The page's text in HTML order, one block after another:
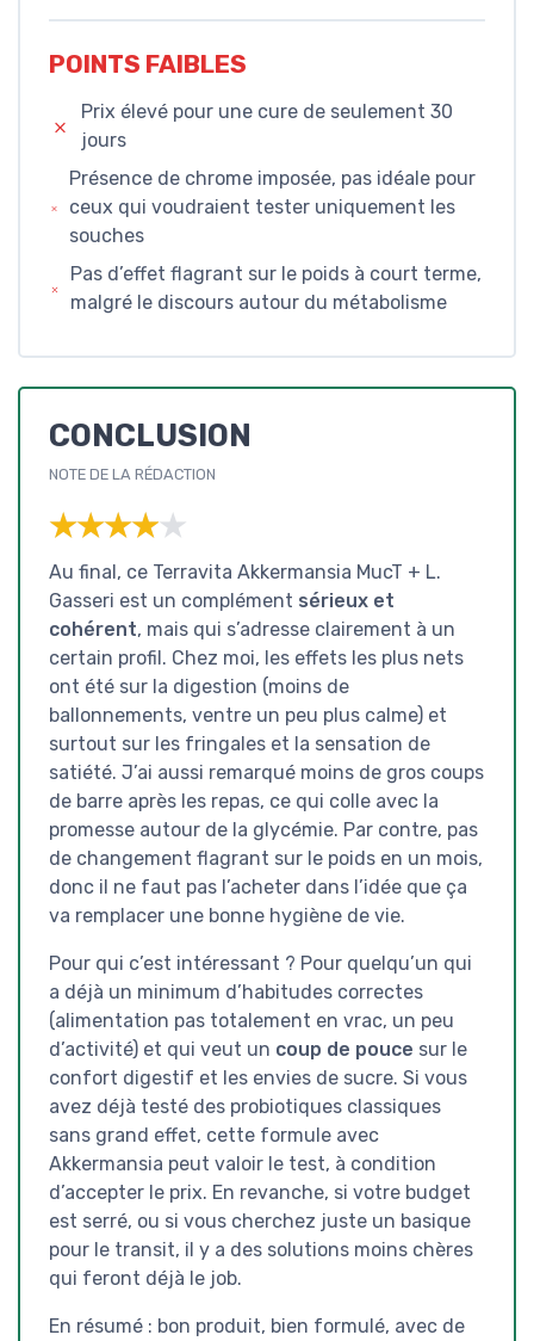
POINTS FAIBLES
Prix élevé pour une cure de seulement 30
jours
Présence de chrome imposée, pas idéale pour
ceux qui voudraient tester uniquement les
souches
Pas d’effet flagrant sur le poids à court terme,
malgré le discours autour du métabolisme
CONCLUSION
NOTE DE LA RÉDACTION
★★★★★
★★★★★
Au final, ce Terravita Akkermansia MucT + L.
Gasseri est un complément sérieux et
cohérent, mais qui s’adresse clairement à un
certain profil. Chez moi, les effets les plus nets
ont été sur la digestion (moins de
ballonnements, ventre un peu plus calme) et
surtout sur les fringales et la sensation de
satiété. J’ai aussi remarqué moins de gros coups
de barre après les repas, ce qui colle avec la
promesse autour de la glycémie. Par contre, pas
de changement flagrant sur le poids en un mois,
donc il ne faut pas l’acheter dans l’idée que ça
va remplacer une bonne hygiène de vie.
Pour qui c’est intéressant ? Pour quelqu’un qui
a déjà un minimum d’habitudes correctes
(alimentation pas totalement en vrac, un peu
d’activité) et qui veut un coup de pouce sur le
confort digestif et les envies de sucre. Si vous
avez déjà testé des probiotiques classiques
sans grand effet, cette formule avec
Akkermansia peut valoir le test, à condition
d’accepter le prix. En revanche, si votre budget
est serré, ou si vous cherchez juste un basique
pour le transit, il y a des solutions moins chères
qui feront déjà le job.
En résumé : bon produit, bien formulé, avec de